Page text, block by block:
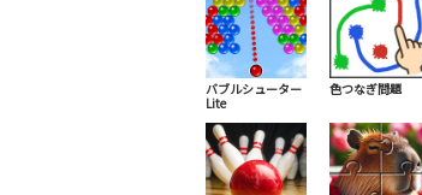
バブルシューター
Lite
色つなぎ問題